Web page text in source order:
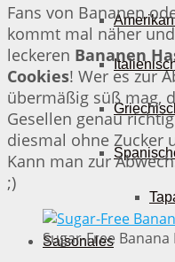
Saisonales
Fans von Bananen
kommt mal näher
leckeren Bananen
Cookies! Wer es zur
übermäßig süß mag,
Gesellen genau
diesmal ohne Zucker
Kann man zur
;)
Sugar-Free